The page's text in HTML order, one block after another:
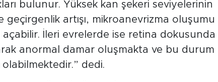
bulunur. Yüksek kan şekeri seviyelerinin
artışı, mikroanevrizma oluşumu
açabilir. İleri evrelerde ise retina dokusunda
anormal damar oluşmakta ve bu durum
dedi.